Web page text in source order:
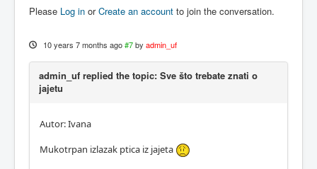
Please Log in orCreate an account to join the conversation.
10 years 7 months ago #7 by admin_uf
admin_uf replied the topic: Sve što trebate znati o
jajetu
Autor: Ivana
Mukotrpan izlazak ptica iz jajeta